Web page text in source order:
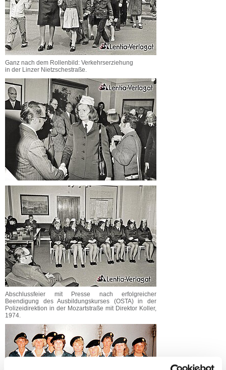
Ganz nach dem Rollenbild: Verkehrserziehung
in der Linzer Nietzschestraße.
Abschlussfeier mit Presse nach erfolgreicher
Beendigung des Ausbildungskurses (OSTA) in der
Polizeidirektion in der Mozartstraße mit Direktor Koller,
1974.